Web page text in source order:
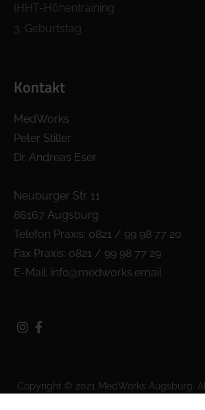
IHHT-Höhentraining
3. Geburtstag
Kontakt
MedWorks
Peter Stiller
Dr. Andreas Eser
Neuburger Str. 11
86167 Augsburg
Telefon Praxis: 0821 / 99 98 77 20
Fax Praxis: 0821 / 99 98 77 29
E-Mail: info@medworks.email
Copyright © 2021 MedWorks Augsburg.